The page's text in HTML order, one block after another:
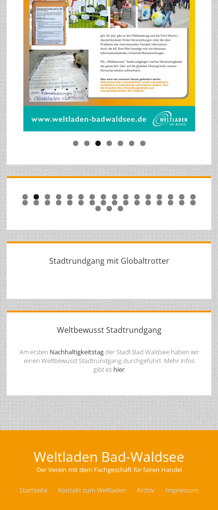
0 1 2 3 4 5 6
7 8 9 0 1 2 3 4 5 6 7 8 9 0 1 2
3 4 5
Stadtrundgang mit Globaltrotter
Weltbewusst Stadtrundgang
Am ersten Nachhaltigkeitstagder Stadt Bad Waldsee haben wir
einen Weltbewusst Stadtrundgang durchgeführt. Mehr Infos
gibt es hier
Weltladen Bad-Waldsee
Der Verein mit dem Fachgeschäft für fairen Handel
Startseite Kontakt zum Weltladen Archiv Impressum